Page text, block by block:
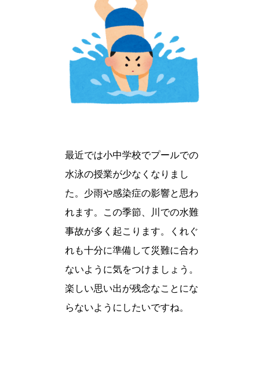
最近では小中学校でプールでの
水泳の授業が少なくなりまし
た。少雨や感染症の影響と思わ
れます。この季節、川での水難
事故が多く起こります。くれぐ
れも十分に準備して災難に合わ
ないように気をつけましょう。
楽しい思い出が残念なことにな
らないようにしたいですね。